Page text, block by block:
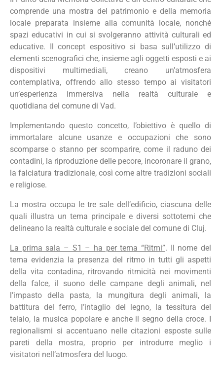
comprende una mostra del patrimonio e della memoria
locale preparata insieme alla comunità locale, nonché
spazi educativi in ​​cui si svolgeranno attività culturali ed
educative. Il concept espositivo si basa sull’utilizzo di
elementi scenografici che, insieme agli oggetti esposti e ai
dispositivi multimediali, creano un’atmosfera
contemplativa, offrendo allo stesso tempo ai visitatori
un’esperienza immersiva nella realtà culturale e
quotidiana del comune di Vad.
Implementando questo concetto, l’obiettivo è quello di
immortalare alcune usanze e occupazioni che sono
scomparse o stanno per scomparire, come il raduno dei
contadini, la riproduzione delle pecore, incoronare il grano,
la falciatura tradizionale, così come altre tradizioni sociali
e religiose.
La mostra occupa le tre sale dell’edificio, ciascuna delle
quali illustra un tema principale e diversi sottotemi che
delineano la realtà culturale e sociale del comune di Cluj.
La prima sala – S1 – ha per tema “Ritmi”. Il nome del
tema evidenzia la presenza del ritmo in tutti gli aspetti
della vita contadina, ritrovando ritmicità nei movimenti
della falce, il suono delle campane degli animali, nel
l’impasto della pasta, la mungitura degli animali, la
battitura del ferro, l’intaglio del legno, la tessitura del
telaio, la musica popolare e anche il segno della croce. I
regionalismi si accentuano nelle citazioni esposte sulle
pareti della mostra, proprio per introdurre meglio i
visitatori nell’atmosfera del luogo.